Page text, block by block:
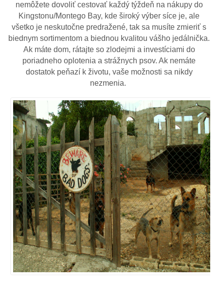
nemôžete dovoliť cestovať každý týždeň na nákupy do
Kingstonu/Montego Bay, kde široký výber síce je, ale
všetko je neskutočne predražené, tak sa musíte zmieriť s
biednym sortimentom a biednou kvalitou vášho jedálnička.
Ak máte dom, rátajte so zlodejmi a investíciami do
poriadneho oplotenia a strážnych psov. Ak nemáte
dostatok peňazí k životu, vaše možnosti sa nikdy
nezmenia.